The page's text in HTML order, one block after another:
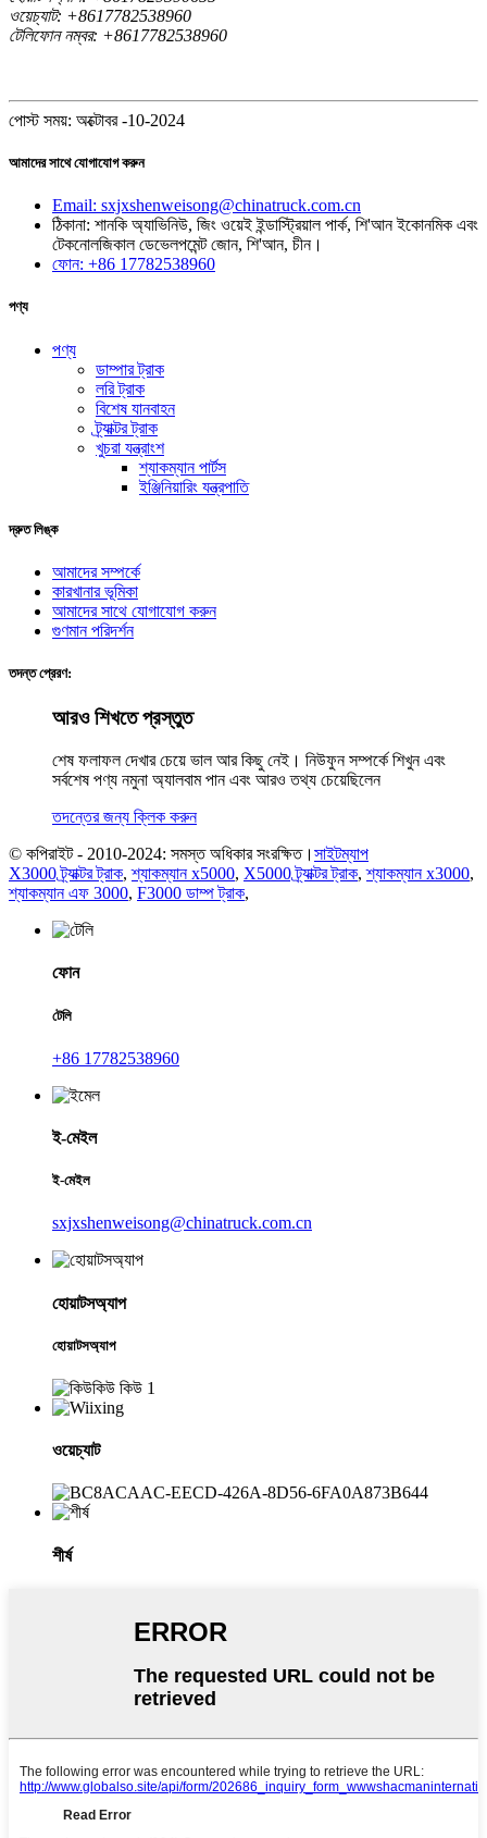
ওয়েচ্যাট: +8617782538960
টেলিফোন নম্বর: +8617782538960
পোস্ট সময়: অক্টোবর -10-2024
আমাদের সাথে যোগাযোগ করুন
Email: sxjxshenweisong@chinatruck.com.cn
ঠিকানা: শানকি অ্যাভিনিউ, জিং ওয়েই ইন্ডাস্ট্রিয়াল পার্ক, শি'আন ইকোনমিক এবং
টেকনোলজিকাল ডেভেলপমেন্ট জোন, শি'আন, চীন।
ফোন: +86 17782538960
পণ্য
পণ্য
ডাম্পার ট্রাক
লরি ট্রাক
বিশেষ যানবাহন
ট্র্যাক্টর ট্রাক
খুচরা যন্ত্রাংশ
শ্যাকম্যান পার্টস
ইঞ্জিনিয়ারিং যন্ত্রপাতি
দ্রুত লিঙ্ক
আমাদের সম্পর্কে
কারখানার ভূমিকা
আমাদের সাথে যোগাযোগ করুন
গুণমান পরিদর্শন
তদন্ত প্রেরণ:
আরও শিখতে প্রস্তুত
শেষ ফলাফল দেখার চেয়ে ভাল আর কিছু নেই। নিউফুন সম্পর্কে শিখুন এবং
সর্বশেষ পণ্য নমুনা অ্যালবাম পান এবং আরও তথ্য চেয়েছিলেন
তদন্তের জন্য ক্লিক করুন
© কপিরাইট - 2010-2024: সমস্ত অধিকার সংরক্ষিত। সাইটম্যাপ
X3000 ট্র্যাক্টর ট্রাক,শ্যাকম্যান x5000, X5000 ট্র্যাক্টর ট্রাক,শ্যাকম্যান x3000,
শ্যাকম্যান এফ 3000, F3000 ডাম্প ট্রাক,
ফোন
টেলি
+86 17782538960
ই-মেইল
ই-মেইল
sxjxshenweisong@chinatruck.com.cn
হোয়াটসঅ্যাপ
হোয়াটসঅ্যাপ
ওয়েচ্যাট
শীর্ষ